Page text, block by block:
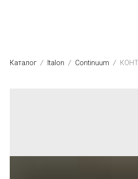
Каталог Italon Continuum